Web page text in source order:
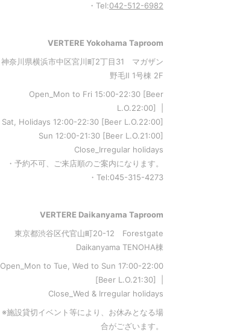
・Tel:042-512-6982
VERTERE Yokohama Taproom
神奈川県横浜市中区宮川町2丁目31 マガザン
野毛Ⅱ 1号棟 2F
Open_Mon to Fri 15:00-22:30 [Beer
L.O.22:00] |
Sat, Holidays 12:00-22:30 [Beer L.O.22:00]
Sun 12:00-21:30 [Beer L.O.21:00]
Close_Irregular holidays
・予約不可、ご来店順のご案内になります。
・Tel:045-315-4273
VERTERE Daikanyama Taproom
東京都渋谷区代官山町20-12 Forestgate
Daikanyama TENOHA棟
Open_Mon to Tue, Wed to Sun 17:00-22:00
[Beer L.O.21:30] |
Close_Wed & Irregular holidays
※施設貸切イベント等により、お休みとなる場
合がございます。